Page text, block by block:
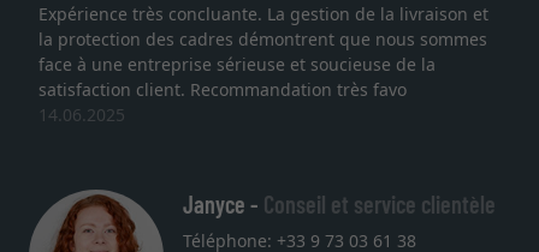
très concluante. La gestion de la livraison et
protection des cadres démontrent que nous sommes
à une entreprise sérieuse et soucieuse de la
client. Recommandation très favo
Janyce - Conseil et service clientèle